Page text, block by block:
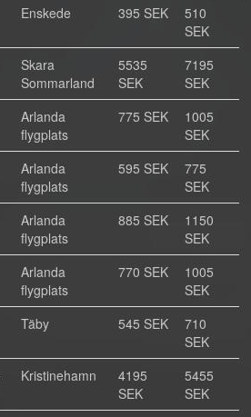
Enskede 395 SEK
510
SEK
Skara
Sommarland
5535
SEK
7195
SEK
Arlanda
flygplats
775 SEK
1005
SEK
Arlanda
flygplats
595 SEK
775
SEK
Arlanda
flygplats
885 SEK
1150
SEK
Arlanda
flygplats
770 SEK
1005
SEK
Täby 545 SEK
710
SEK
Kristinehamn
4195
SEK
5455
SEK